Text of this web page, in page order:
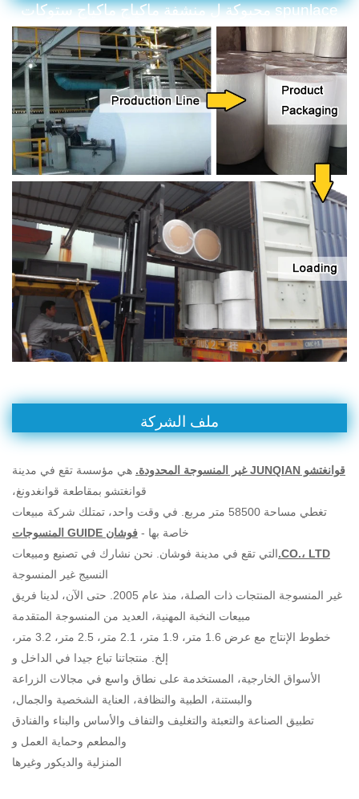
spunlace محبوكة ل منشفة ماكياج ماكياج ستوكات
ملف الشركة
قوانغتشو JUNQIAN غير المنسوجة المحدودة.
هي مؤسسة تقع في مدينة
قوانغتشو بمقاطعة قوانغدونغ،
تغطي مساحة 58500 متر مربع. في وقت واحد، تمتلك شركة مبيعات
خاصة بها - فوشان GUIDE المنسوجات
CO.، LTD. التي تقع في مدينة فوشان. نحن نشارك في تصنيع ومبيعات
النسيج غير المنسوجة
غير المنسوجة المنتجات ذات الصلة، منذ عام 2005. حتى الآن، لدينا فريق
مبيعات النخبة المهنية، العديد من المنسوجة المتقدمة
خطوط الإنتاج مع عرض 1.6 متر، 1.9 متر، 2.1 متر، 2.5 متر، 3.2 متر،
إلخ. منتجاتنا تباع جيدا في الداخل و
الأسواق الخارجية، المستخدمة على نطاق واسع في مجالات الزراعة
والبستنة، الطبية والنظافة، العناية الشخصية والجمال،
تطبيق الصناعة والتعبئة والتغليف والتفاف والأساس والبناء والفنادق
والمطعم وحماية العمل و
المنزلية والديكور وغيرها